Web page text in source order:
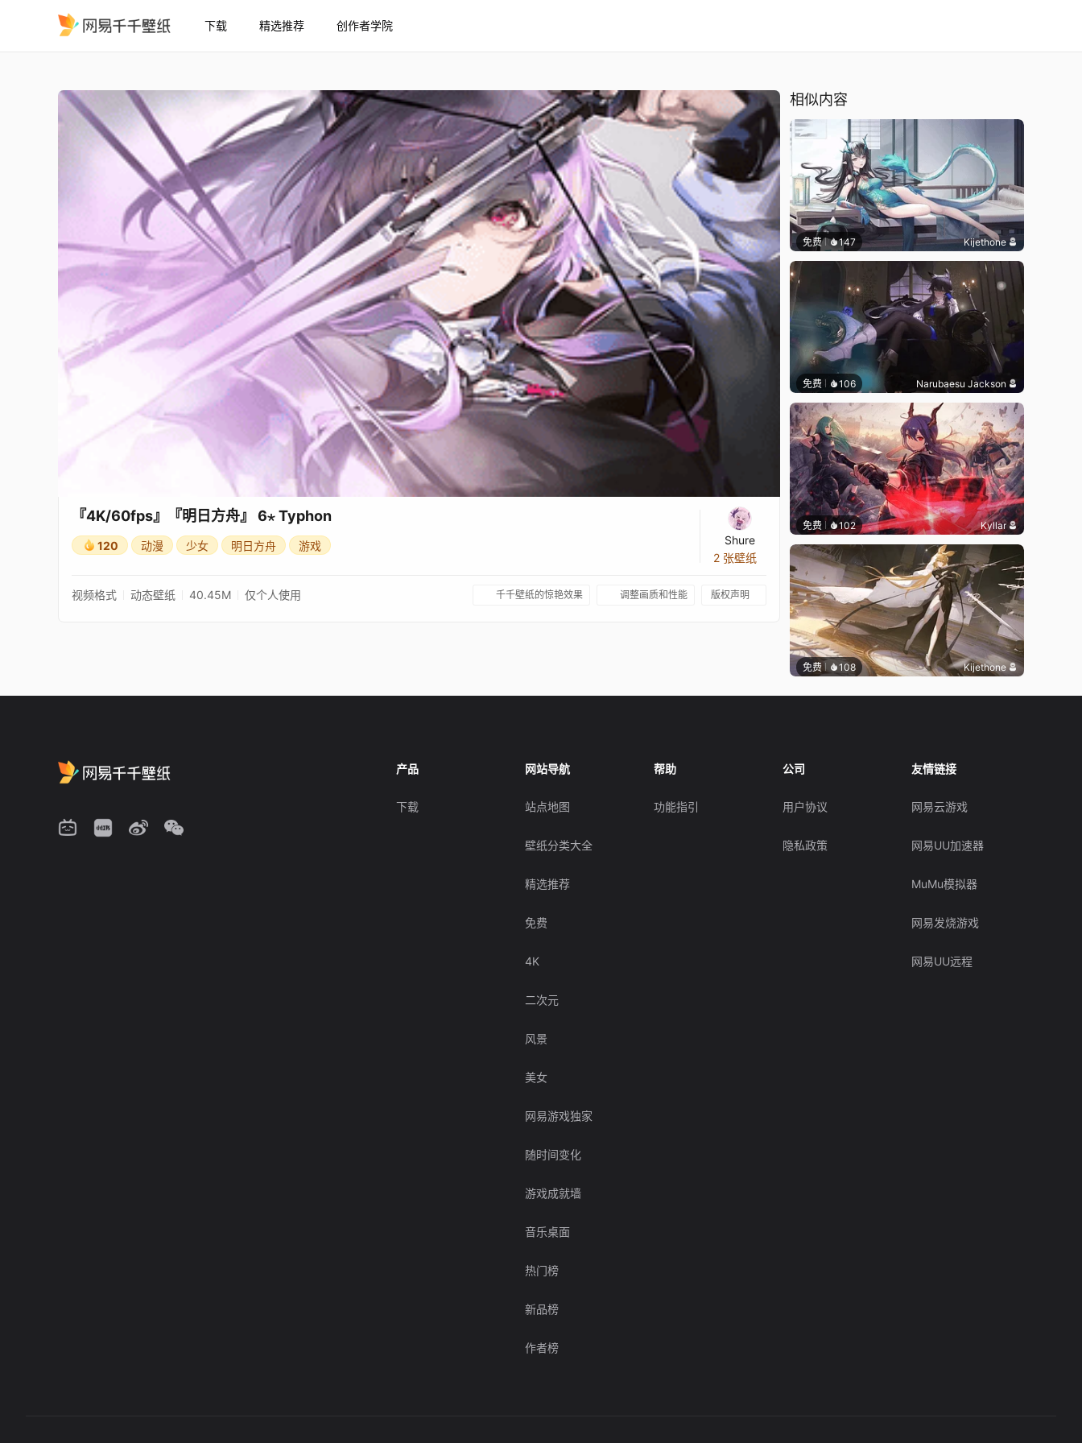
下载 精选推荐 创作者学院
『4K/60fps』『明日方舟』 6⋆ Typhon
120 动漫 少女 明日方舟 游戏
Shure
2 张壁纸
视频格式 动态壁纸 40.45M 仅个人使用 千千壁纸的惊艳效果 调整画质和性能 版权声明
相似内容
免费 147 Kijethone
免费 106 Narubaesu Jackson
免费 102 Kyllar
免费 108 Kijethone
产品
下载
网站导航
站点地图
壁纸分类大全
精选推荐
免费
4K
二次元
风景
美女
网易游戏独家
随时间变化
游戏成就墙
音乐桌面
热门榜
新品榜
作者榜
帮助
功能指引
公司
用户协议
隐私政策
友情链接
网易云游戏
网易UU加速器
MuMu模拟器
网易发烧游戏
网易UU远程